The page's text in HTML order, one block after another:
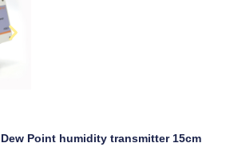
Point humidity transmitter 15cm